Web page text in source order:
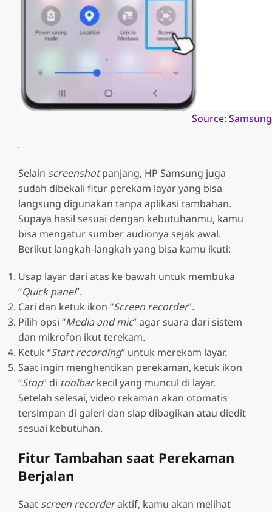
Source:
Selain screenshotpanjang, HP Samsung juga
sudah dibekali fitur perekam layar yang bisa
langsung digunakan tanpa aplikasi tambahan.
Supaya hasil sesuai dengan kebutuhanmu, kamu
bisa mengatur sumber audionya sejak awal.
Berikut langkah-langkah yang bisa kamu ikuti:
Usap layar dari atas ke bawah untuk membuka
“Quick panel”.
Cari dan ketuk ikon “Screen recorder”.
Pilih opsi “Media and mic” agar suara dari sistem
dan mikrofon ikut terekam.
Ketuk “Start recording” untuk merekam layar.
Saat ingin menghentikan perekaman, ketuk ikon
“Stop” di toolbarkecil yang muncul di layar.
Setelah selesai, video rekaman akan otomatis
tersimpan di galeri dan siap dibagikan atau diedit
sesuai kebutuhan.
Fitur Tambahan saat Perekaman
Berjalan
Saat screen recorderaktif, kamu akan melihat